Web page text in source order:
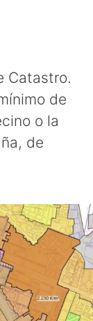
Catastro.
de
o la
de